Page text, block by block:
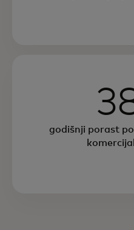
godišnji porast